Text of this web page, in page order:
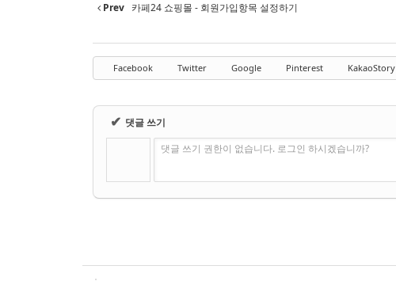
Prev 카페24 쇼핑몰 - 회원가입항목 설정하기
Facebook Twitter Google Pinterest KakaoStory
✔ 댓글 쓰기
댓글 쓰기 권한이 없습니다. 로그인 하시겠습니까?